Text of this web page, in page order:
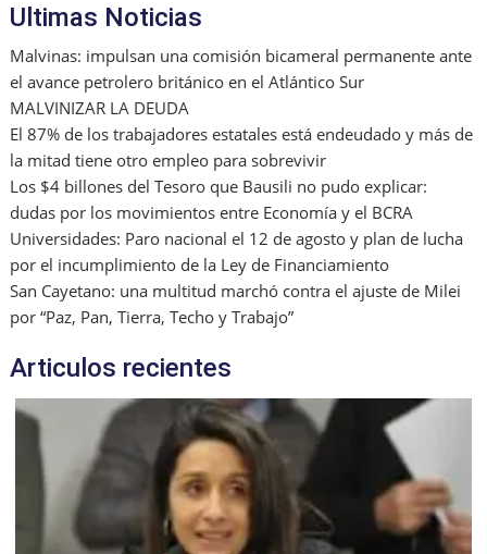
Ultimas Noticias
Malvinas: impulsan una comisión bicameral permanente ante
el avance petrolero británico en el Atlántico Sur
MALVINIZAR LA DEUDA
El 87% de los trabajadores estatales está endeudado y más de
la mitad tiene otro empleo para sobrevivir
Los $4 billones del Tesoro que Bausili no pudo explicar:
dudas por los movimientos entre Economía y el BCRA
Universidades: Paro nacional el 12 de agosto y plan de lucha
por el incumplimiento de la Ley de Financiamiento
San Cayetano: una multitud marchó contra el ajuste de Milei
por “Paz, Pan, Tierra, Techo y Trabajo”
Articulos recientes